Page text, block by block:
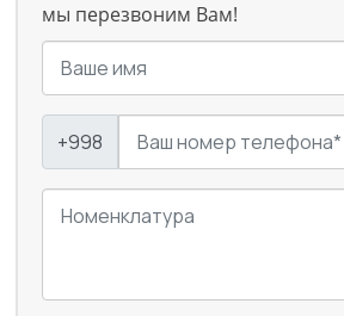
мы перезвоним Вам!
+998